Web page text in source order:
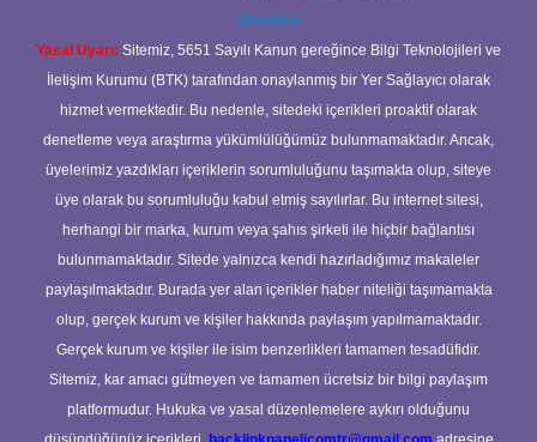
@karabul
Yasal Uyarı: Sitemiz, 5651 Sayılı Kanun gereğince Bilgi Teknolojileri ve
İletişim Kurumu (BTK) tarafından onaylanmış bir Yer Sağlayıcı olarak
hizmet vermektedir. Bu nedenle, sitedeki içerikleri proaktif olarak
denetleme veya araştırma yükümlülüğümüz bulunmamaktadır. Ancak,
üyelerimiz yazdıkları içeriklerin sorumluluğunu taşımakta olup, siteye
üye olarak bu sorumluluğu kabul etmiş sayılırlar. Bu internet sitesi,
herhangi bir marka, kurum veya şahıs şirketi ile hiçbir bağlantısı
bulunmamaktadır. Sitede yalnızca kendi hazırladığımız makaleler
paylaşılmaktadır. Burada yer alan içerikler haber niteliği taşımamakta
olup, gerçek kurum ve kişiler hakkında paylaşım yapılmamaktadır.
Gerçek kurum ve kişiler ile isim benzerlikleri tamamen tesadüfidir.
Sitemiz, kar amacı gütmeyen ve tamamen ücretsiz bir bilgi paylaşım
platformudur. Hukuka ve yasal düzenlemelere aykırı olduğunu